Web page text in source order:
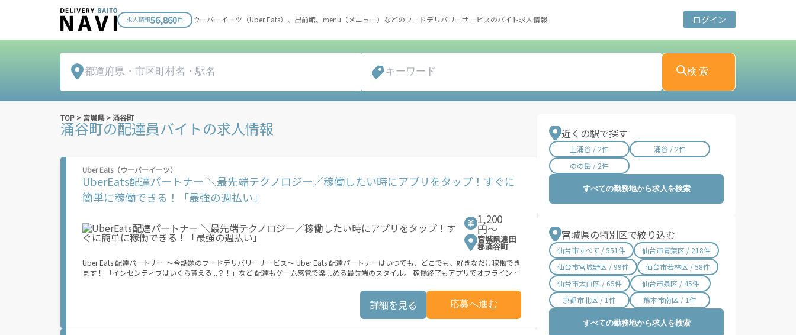
求人情報56,860件 ウーバーイーツ（Uber Eats）、出前館、menu（メニュー）などのフードデリバリーサービスのバイト求人情報 ログイン
検 索
TOP > 宮城県>涌谷町
涌谷町の配達員バイトの求人情報
Uber Eats（ウーバーイーツ）
UberEats配達パートナー ＼最先端テクノロジー／稼働したい時にアプリをタップ！すぐに
簡単に稼働できる！「最強の週払い」
1,200
円〜
宮城県遠田
郡涌谷町
Uber Eats 配達パートナー ～今話題のフードデリバリーサービス～ Uber Eats 配達パートナーはいつでも、どこでも、好きなだけ稼働でき
ます！ 「インセンティブはいくら貰える...？！」など 配達もゲーム感覚で楽しめる最先端のスタイル。 稼働終了もアプリでオフラインに
け取り、配達スタート！ ↓ ③注文者にお料理を届けて、アプリで完了ボタンをタップ！ ★配達経験が無くても問題ありません！ ★自分
詳細を見る 応募へ進む
近くの駅で探す
上涌谷 / 2件
涌谷 / 2件
のの岳 / 2件
すべての勤務地から求人を検索
宮城県の特別区で絞り込む
仙台市すべて / 551件
仙台市青葉区 / 218件
仙台市宮城野区 / 99件
仙台市若林区 / 58件
仙台市太白区 / 65件
仙台市泉区 / 45件
京都市北区 / 1件
熊本市南区 / 1件
すべての勤務地から求人を検索